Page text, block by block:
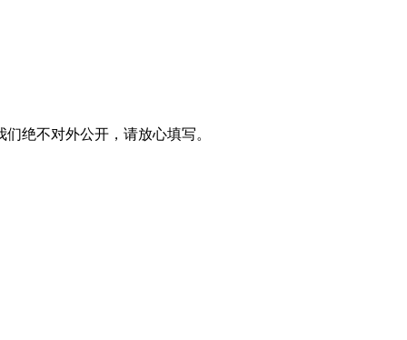
绝不对外公开，请放心填写。